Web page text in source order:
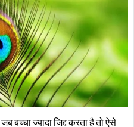
जब बच्चा ज्यादा जिद्द करता है तो ऐसे